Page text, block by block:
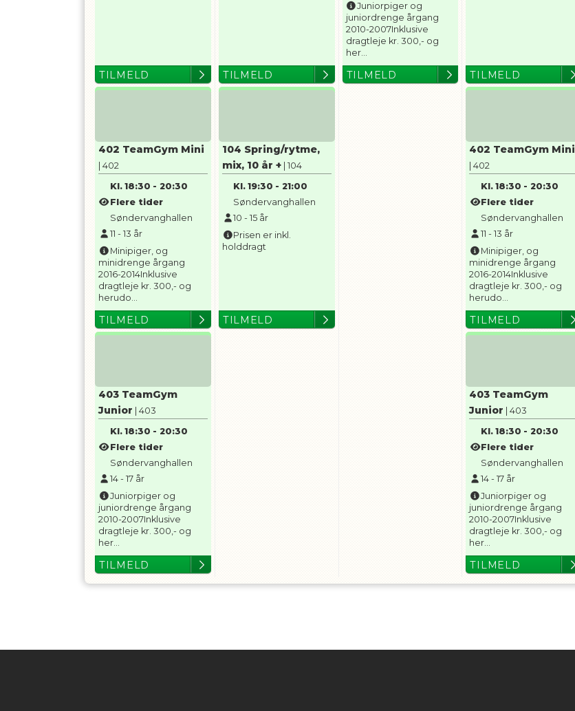
TILMELD
402 TeamGym Mini
| 402
Kl. 18:30 - 20:30
Flere tider
Søndervanghallen
11 - 13 år
Minipiger, og
minidrenge årgang
2016-2014Inklusive
dragtleje kr. 300,- og
herudo...
TILMELD
403 TeamGym
Junior
| 403
Kl. 18:30 - 20:30
Flere tider
Søndervanghallen
14- 17år
Juniorpiger og
juniordrenge årgang
2010-2007Inklusive
dragtleje kr. 300,- og
her...
TILMELD
TILMELD
104 Spring/rytme,
mix, 10 år +
| 104
Kl. 19:30 -21:00
Søndervanghallen
10 -15 år
Prisen er inkl.
holddragt
TILMELD
Juniorpiger og
juniordrenge årgang
2010-2007Inklusive
dragtleje kr. 300,- og
her...
TILMELD TILMELD
402 TeamGym Mini
| 402
Kl. 18:30 -20:30
Flere tider
Søndervanghallen
11 -13 år
Minipiger, og
minidrenge årgang
2016-2014Inklusive
dragtleje kr. 300,- og
herudo...
TILMELD
403 TeamGym
Junior
| 403
Kl. 18:30 -20:30
Flere tider
Søndervanghallen
14 -17 år
Juniorpiger og
juniordrenge årgang
2010-2007Inklusive
dragtleje kr. 300,- og
her...
TILMELD